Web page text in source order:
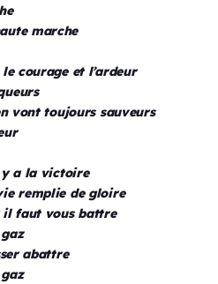
marche
courage et l’ardeur
vont toujours sauveurs
a la victoire
remplie de gloire
il faut vous battre
abattre